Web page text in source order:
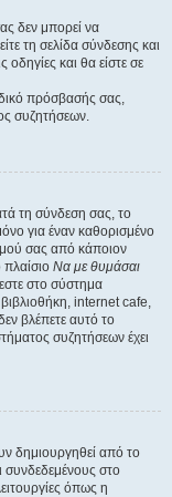
δεν μπορεί να
τη σελίδα σύνδεσης και
οδηγίες και θα είστε σε
πρόσβασής σας,
συζητήσεων.
τη σύνδεση σας, το
για έναν καθορισμένο
σας από κάποιον
πλαίσιο Να με θυμάσαι
στο σύστημα
internet cafe,
βλέπετε αυτό το
συζητήσεων έχει
δημιουργηθεί από το
συνδεδεμένους στο
όπως η